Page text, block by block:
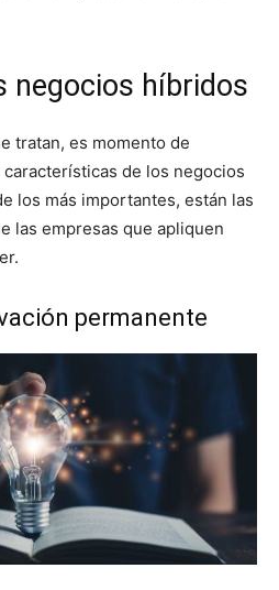
negocios híbridos
tratan, es momento de
de los negocios
los más importantes, están las
las empresas que apliquen
permanente